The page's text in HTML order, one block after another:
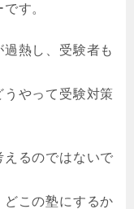
す。
熱し、受験者も
やって受験対策
るのではないで
この塾にするか